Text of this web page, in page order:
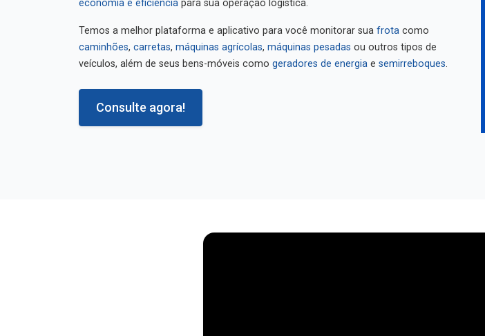
Temos a melhor plataforma e aplicativo para você monitorar sua frota
caminhões
máquinas agrícolas máquinas pesadas
ou outros tipos de
veículos, além de seus bens-móveis como
geradores de energia semirreboques
Consulte agora!